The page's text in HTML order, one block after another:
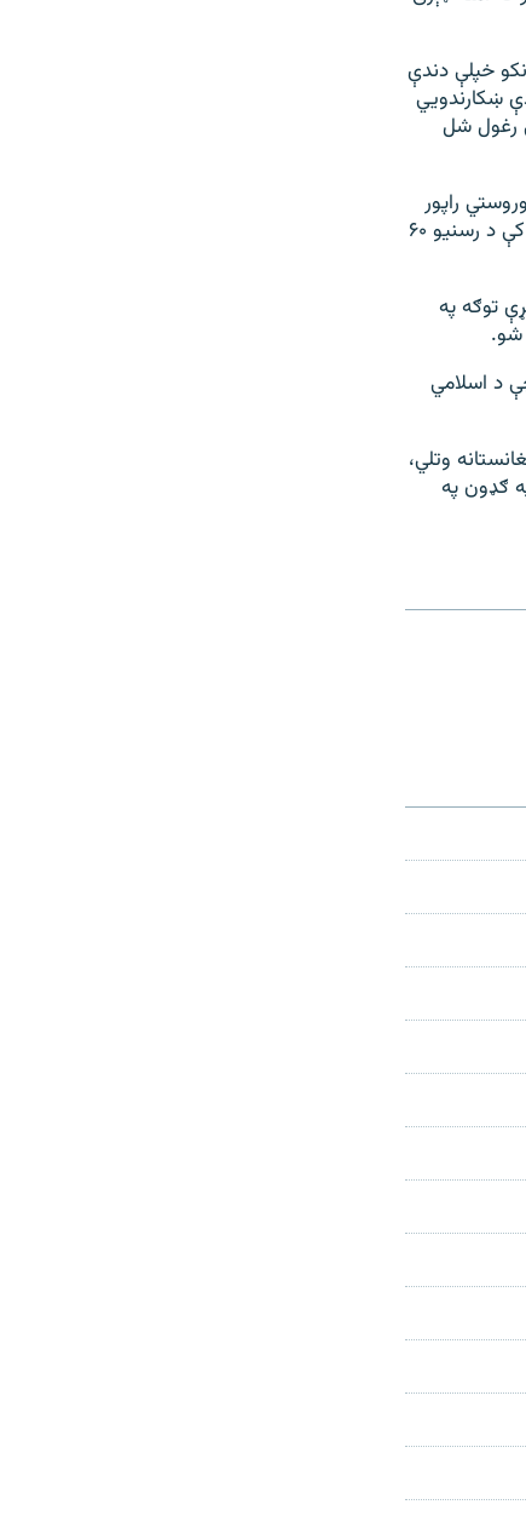
خپلې دندې
ښکارندویي
رغول شل
راپور
کې په افغانستان کې د رسنیو وضعیت د اندېښنې وړ بللی او ویلي یې دي چې په تېر کال کې د رسنیو ۶۰
توګه په
شو.
د اسلامي
وتلي،
ګډون په